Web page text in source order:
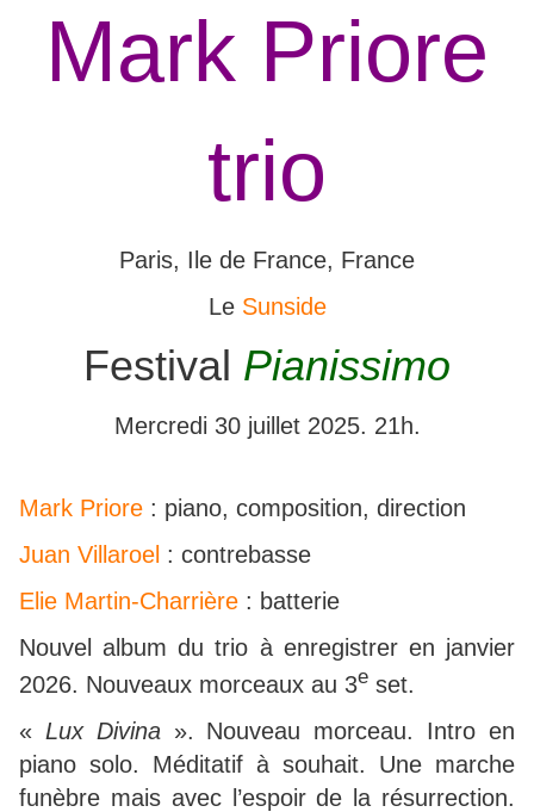
Mark Priore
trio
Paris, Ile de France, France
Le Sunside
Festival Pianissimo
Mercredi 30 juillet 2025. 21h.
Mark Priore : piano, composition, direction
Juan Villaroel : contrebasse
Elie Martin-Charrière : batterie
Nouvel album du trio à enregistrer en janvier
2026. Nouveaux morceaux au 3e set.
« Lux Divina». Nouveau morceau. Intro en
piano solo. Méditatif à souhait. Une marche
funèbre mais avec l’espoir de la résurrection.